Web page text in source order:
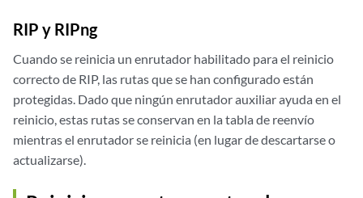
RIP y RIPng
Cuando se reinicia un enrutador habilitado para el reinicio
correcto de RIP, las rutas que se han configurado están
protegidas. Dado que ningún enrutador auxiliar ayuda en el
reinicio, estas rutas se conservan en la tabla de reenvío
mientras el enrutador se reinicia (en lugar de descartarse o
actualizarse).